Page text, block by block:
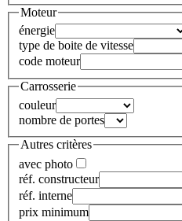
Moteur
énergie
type de boite de vitesse
code moteur
Carrosserie
couleur
nombre de portes
Autres critères
avec photo
réf. constructeur
réf. interne
prix minimum